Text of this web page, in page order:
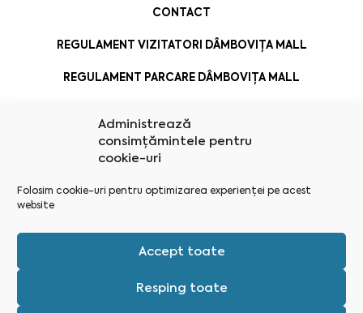
Administrează
consimțămintele pentru
cookie-uri
Folosim cookie-uri pentru optimizarea experienței pe acest
website
Accept toate
Resping toate
CONTACT
REGULAMENT VIZITATORI DÂMBOVIȚA MALL
REGULAMENT PARCARE DÂMBOVIȚA MALL